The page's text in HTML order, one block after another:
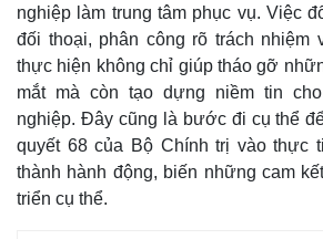
nghiệp làm trung tâm phục vụ. Việc
đối thoại, phân công rõ trách nhiệm
thực hiện không chỉ giúp tháo gỡ
mắt mà còn tạo dựng niềm tin
nghiệp. Đây cũng là bước đi cụ thể
quyết 68 của Bộ Chính trị vào thực
thành hành động, biến những cam
triển cụ thể.